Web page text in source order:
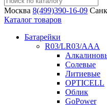
Москва 8(499)390-16-09
Каталог товаров
Батарейки
R03/LR03/AAA
Солевые
Литиевые
OPTICELL
Облик
GoPower